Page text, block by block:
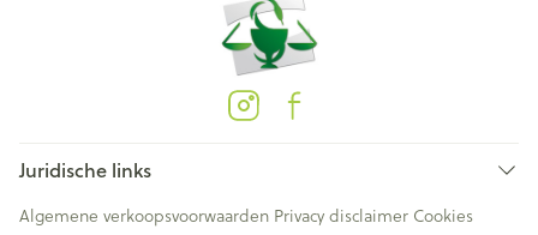
Juridische links
Algemene verkoopsvoorwaarden Privacy disclaimer Cookies